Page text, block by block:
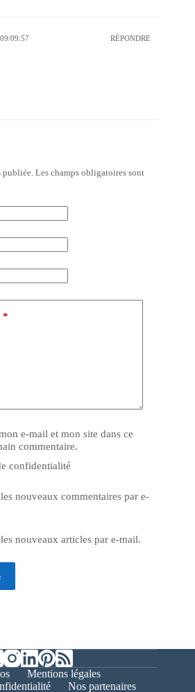
09:57 RÉPONDRE
publiée. Les champs obligatoires sont
*
e-mail et mon site dans ce
commentaire.
confidentialité
nouveaux commentaires par e-
nouveaux articles par e-mail.
Mentions légales
Nos partenaires